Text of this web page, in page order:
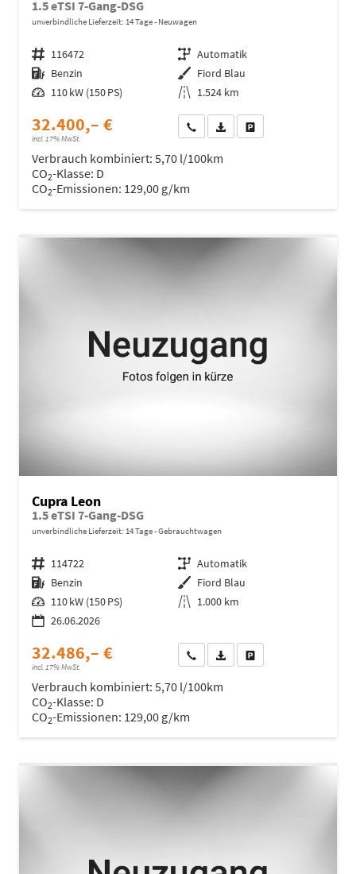
1.5 eTSI 7-Gang-DSG
unverbindliche Lieferzeit: 14 Tage Neuwagen
Fahrzeugnr. 116472 Getriebe Automatik
Kraftstoff Benzin Außenfarbe Fiord Blau
Leistung 110 kW (150 PS) Kilometerstand 1.524 km
32.400,– €
incl. 17% MwSt.
Wir rufen Sie anFahrzeugexposé (PDF)
Verbrauch kombiniert: 5,70 l/100km
CO2-Klasse: D
CO2-Emissionen: 129,00 g/km
Cupra Leon
1.5 eTSI 7-Gang-DSG
unverbindliche Lieferzeit: 14 Tage Gebrauchtwagen
Fahrzeugnr. 114722 Getriebe Automatik
Kraftstoff Benzin Außenfarbe Fiord Blau
Leistung 110 kW (150 PS) Kilometerstand 1.000 km
26.06.2026
32.486,– €
incl. 17% MwSt.
Wir rufen Sie anFahrzeugexposé (PDF)
Verbrauch kombiniert: 5,70 l/100km
CO2-Klasse: D
CO2-Emissionen: 129,00 g/km